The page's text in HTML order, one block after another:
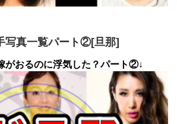
写真一覧パート②[旦那]
がおるのに浮気した？パート②↓